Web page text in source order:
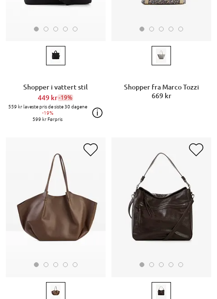
Shopper i vattert stil
449 kr-19%
559 krlaveste pris de siste 30 dagene
-19%
599 krFørpris
Shopper fra Marco Tozzi
669 kr